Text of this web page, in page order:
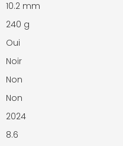
10.2 mm
240 g
Oui
Noir
Non
Non
2024
8.6